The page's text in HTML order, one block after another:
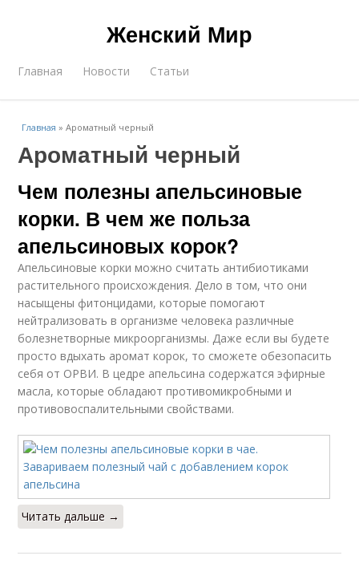
Женский Мир
Главная Новости Статьи
Главная »Ароматный черный
Ароматный черный
Чем полезны апельсиновые
корки. В чем же польза
апельсиновых корок?
Апельсиновые корки можно считать антибиотиками
растительного происхождения. Дело в том, что они
насыщены фитонцидами, которые помогают
нейтрализовать в организме человека различные
болезнетворные микроорганизмы. Даже если вы будете
просто вдыхать аромат корок, то сможете обезопасить
себя от ОРВИ. В цедре апельсина содержатся эфирные
масла, которые обладают противомикробными и
противовоспалительными свойствами.
Читать дальше →